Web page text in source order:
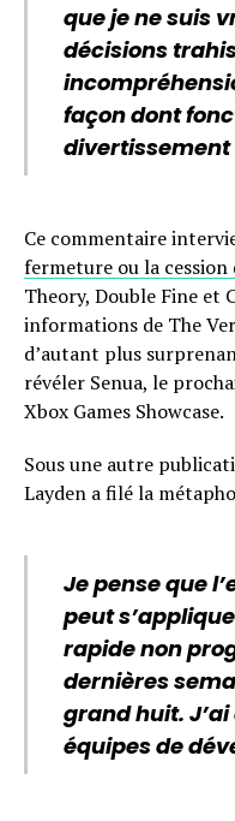
que je ne suis
décisions
façon dont
Ce commentaire
fermeture ou la cession
Theory, Double Fine et
informations de The
d’autant plus
révéler Senua, le
Xbox Games Showcase.
Sous une autre
Layden a filé la
Je pense que
peut
rapide non
dernières
grand huit.
équipes de